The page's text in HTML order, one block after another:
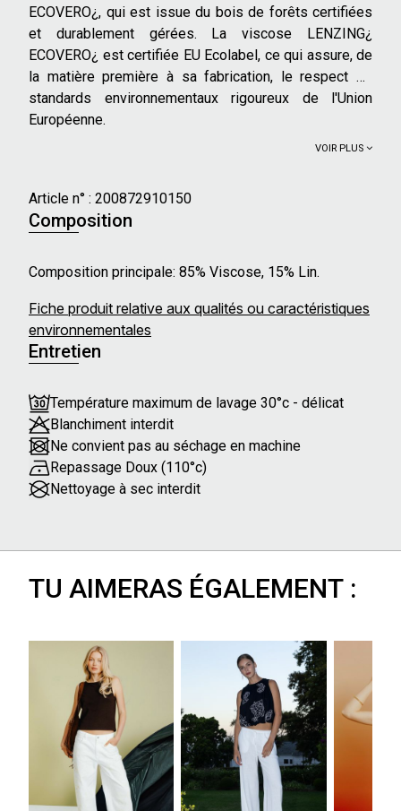
ECOVERO¿, qui est issue du bois de forêts certifiées
et durablement gérées. La viscose LENZING¿
ECOVERO¿ est certifiée EU Ecolabel, ce qui assure, de
la matière première à sa fabrication, le respect de
standards environnementaux rigoureux de l'Union
Européenne.
VOIR PLUS
Article n° : 200872910150
Composition
Composition principale: 85% Viscose, 15% Lin.
Fiche produit relative aux qualités ou caractéristiques
environnementales
Entretien
Température maximum de lavage 30°c - délicat
Blanchiment interdit
Ne convient pas au séchage en machine
Repassage Doux (110°c)
Nettoyage à sec interdit
TU AIMERAS ÉGALEMENT :